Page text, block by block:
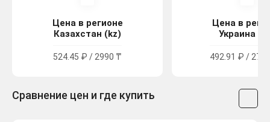
Цена в регионе
Казахстан (kz)
524.45 ₽ / 2990 ₸
Цена в
Украина
492.91 ₽ /
Сравнение цен и где купить